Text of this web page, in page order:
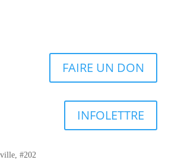
FAIRE UN DON
INFOLETTRE
#202